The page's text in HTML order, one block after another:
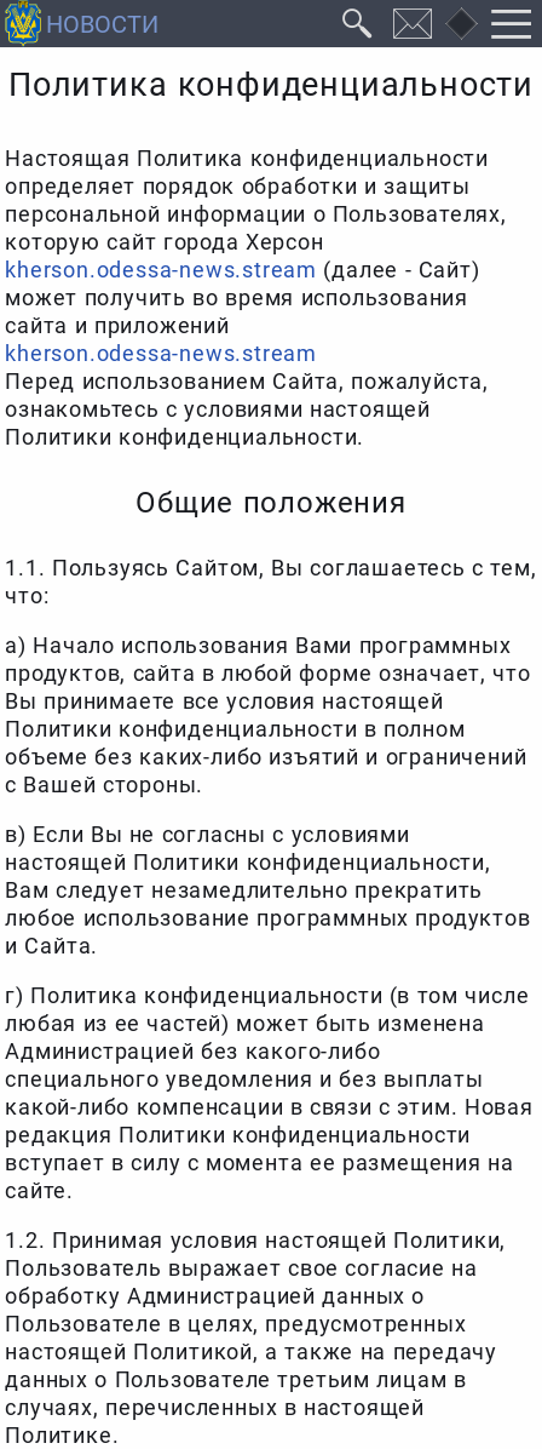
Политика конфиденциальности
Настоящая Политика конфиденциальности
определяет порядок обработки и защиты
персональной информации о Пользователях,
которую сайт города Херсон
kherson.odessa-news.stream (далее - Сайт)
может получить во время использования
сайта и приложений
kherson.odessa-news.stream
Перед использованием Сайта, пожалуйста,
ознакомьтесь с условиями настоящей
Политики конфиденциальности.
Общие положения
1.1. Пользуясь Сайтом, Вы соглашаетесь с тем,
что:
а) Начало использования Вами программных
продуктов, сайта в любой форме означает, что
Вы принимаете все условия настоящей
Политики конфиденциальности в полном
объеме без каких-либо изъятий и ограничений
с Вашей стороны.
в) Если Вы не согласны с условиями
настоящей Политики конфиденциальности,
Вам следует незамедлительно прекратить
любое использование программных продуктов
и Сайта.
г) Политика конфиденциальности (в том числе
любая из ее частей) может быть изменена
Администрацией без какого-либо
специального уведомления и без выплаты
какой-либо компенсации в связи с этим. Новая
редакция Политики конфиденциальности
вступает в силу с момента ее размещения на
сайте.
1.2. Принимая условия настоящей Политики,
Пользователь выражает свое согласие на
обработку Администрацией данных о
Пользователе в целях, предусмотренных
настоящей Политикой, а также на передачу
данных о Пользователе третьим лицам в
случаях, перечисленных в настоящей
Политике.